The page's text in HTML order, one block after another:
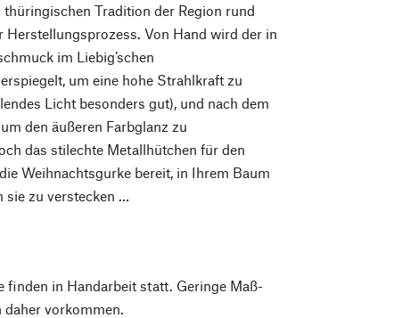
thüringischen Tradition der Region rund
Von Hand wird der in
im Liebig’schen
um eine hohe Strahlkraft zu
Licht besonders gut), und nach dem
den äußeren Farbglanz zu
das stilechte Metallhütchen für den
Weihnachtsgurke bereit, in Ihrem Baum
sie zu verstecken …
in Handarbeit statt. Geringe Maß-
daher vorkommen.